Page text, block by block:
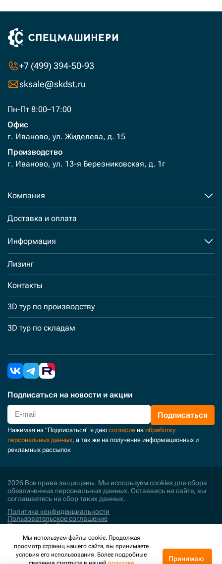
+7 (499) 394-50-93
sksale@skdst.ru
Пн-Пт 8:00–17:00
Офис
г. Иваново, ул. Жиделева, д. 15
Производство
г. Иваново, ул. 13-я Березниковская, д. 1г
Компания
Доставка и оплата
Информация
Лизинг
Контакты
3D тур по производству
3D тур по складам
Подписаться на новости и акции
Подписаться
Нажимая на "Подписаться" я даю согласие на обработку
персональных данных, а так же на получение информационных и
рекламных рассылок
2026 Все права защищены. Мы используем cookies для сбора
обезличенных персональных данных. Оставаясь на сайте, вы
соглашаетесь на сбор таких данных.
Политика конфиденциальности
Пользовательское соглашение
Политика обработки персональных данных
Поддержка и развитие
Мы используем файлы cookie. Продолжая
просмотр страниц нашего сайта, вы принимаете
условия его использования. Более подробные
Принимаю